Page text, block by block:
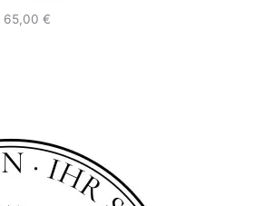
65,00 €